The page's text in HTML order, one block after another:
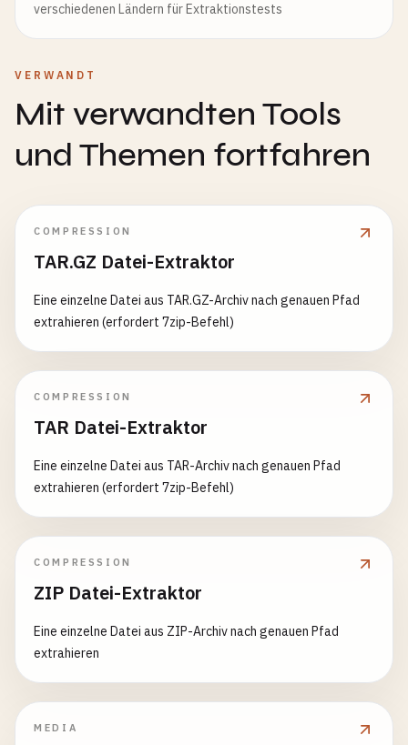
verschiedenen Ländern für Extraktionstests
VERWANDT
Mit verwandten Tools
und Themen fortfahren
COMPRESSION
TAR.GZ Datei-Extraktor
Eine einzelne Datei aus TAR.GZ-Archiv nach genauen Pfad
extrahieren (erfordert 7zip-Befehl)
COMPRESSION
TAR Datei-Extraktor
Eine einzelne Datei aus TAR-Archiv nach genauen Pfad
extrahieren (erfordert 7zip-Befehl)
COMPRESSION
ZIP Datei-Extraktor
Eine einzelne Datei aus ZIP-Archiv nach genauen Pfad
extrahieren
MEDIA